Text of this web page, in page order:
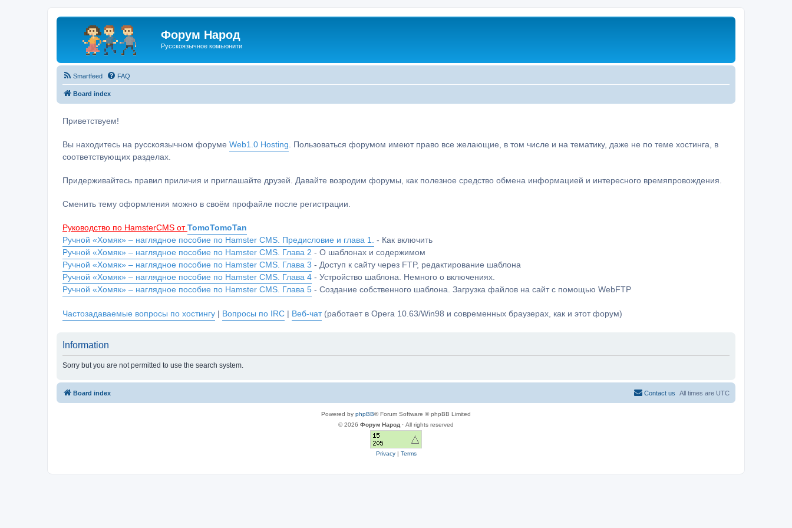
Форум Народ
Русскоязычное комьюнити
Smartfeed FAQ
Board index
Приветствуем!
Вы находитесь на русскоязычном форуме Web1.0 Hosting . Пользоваться форумом имеют право все желающие, в том числе и на тематику, даже не по теме хостинга, в
соответствующих разделах.
Придерживайтесь правил приличия и приглашайте друзей. Давайте возродим форумы, как полезное средство обмена информацией и интересного времяпровождения.
Сменить тему оформления можно в своём профайле после регистрации.
Руководство по HamsterCMS от TomoTomoTan
Ручной «Хомяк» – наглядное пособие по Hamster CMS. Предисловие и глава 1.
- Как включить
Ручной «Хомяк» – наглядное пособие по Hamster CMS. Глава 2 - О шаблонах и содержимом
Ручной «Хомяк» – наглядное пособие по Hamster CMS. Глава 3 - Доступ к сайту через FTP, редактирование шаблона
Ручной «Хомяк» – наглядное пособие по Hamster CMS. Глава 4 - Устройство шаблона. Немного о включениях.
Ручной «Хомяк» – наглядное пособие по Hamster CMS. Глава 5 - Создание собственного шаблона. Загрузка файлов на сайт с помощью WebFTP
Частозадаваемые вопросы по хостингу | Вопросы по IRC | Веб-чат(работает в Opera 10.63/Win98 и современных браузерах, как и этот форум)
Information
Sorry but you are not permitted to use the search system.
Board index All times are UTC
Contact us
Powered by phpBB® Forum Software © phpBB Limited
© 2026 Форум Народ · All rights reserved
Privacy| Terms